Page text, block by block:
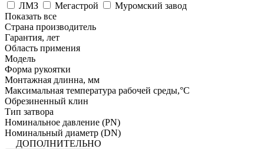
ЛМЗ
Мегастрой
Муромский завод
Показать все
Страна производитель
Гарантия, лет
Область примения
Модель
Форма рукоятки
Монтажная длинна, мм
Максимальная температура рабочей среды,°C
Обрезиненный клин
Тип затвора
Номинальное давление (PN)
Номинальный диаметр (DN)
ДОПОЛНИТЕЛЬНО